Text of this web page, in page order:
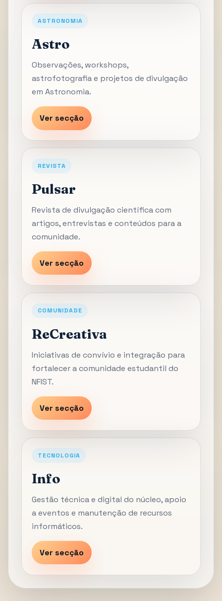
ASTRONOMIA
Astro
Observações, workshops,
astrofotografia e projetos de divulgação
em Astronomia.
Ver secção
REVISTA
Pulsar
Revista de divulgação científica com
artigos, entrevistas e conteúdos para a
comunidade.
Ver secção
COMUNIDADE
ReCreativa
Iniciativas de convívio e integração para
fortalecer a comunidade estudantil do
NFIST.
Ver secção
TECNOLOGIA
Info
Gestão técnica e digital do núcleo, apoio
a eventos e manutenção de recursos
informáticos.
Ver secção